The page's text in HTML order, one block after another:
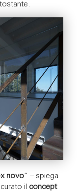
novo” – spiega
il concept